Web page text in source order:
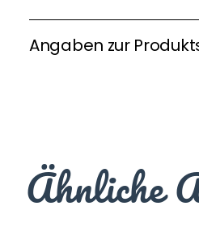
Angaben zur
Ähnliche